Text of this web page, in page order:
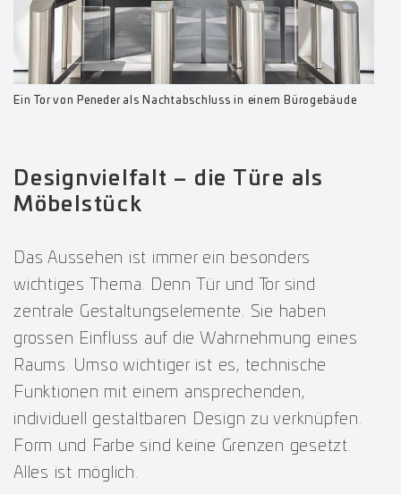
Ein Tor von Peneder als Nachtabschluss in einem Bürogebäude
Designvielfalt – die Türe als
Möbelstück
Das Aussehen ist immer ein besonders
wichtiges Thema. Denn Tür und Tor sind
zentrale Gestaltungselemente. Sie haben
grossen Einfluss auf die Wahrnehmung eines
Raums. Umso wichtiger ist es, technische
Funktionen mit einem ansprechenden,
individuell gestaltbaren Design zu verknüpfen.
Form und Farbe sind keine Grenzen gesetzt.
Alles ist möglich.